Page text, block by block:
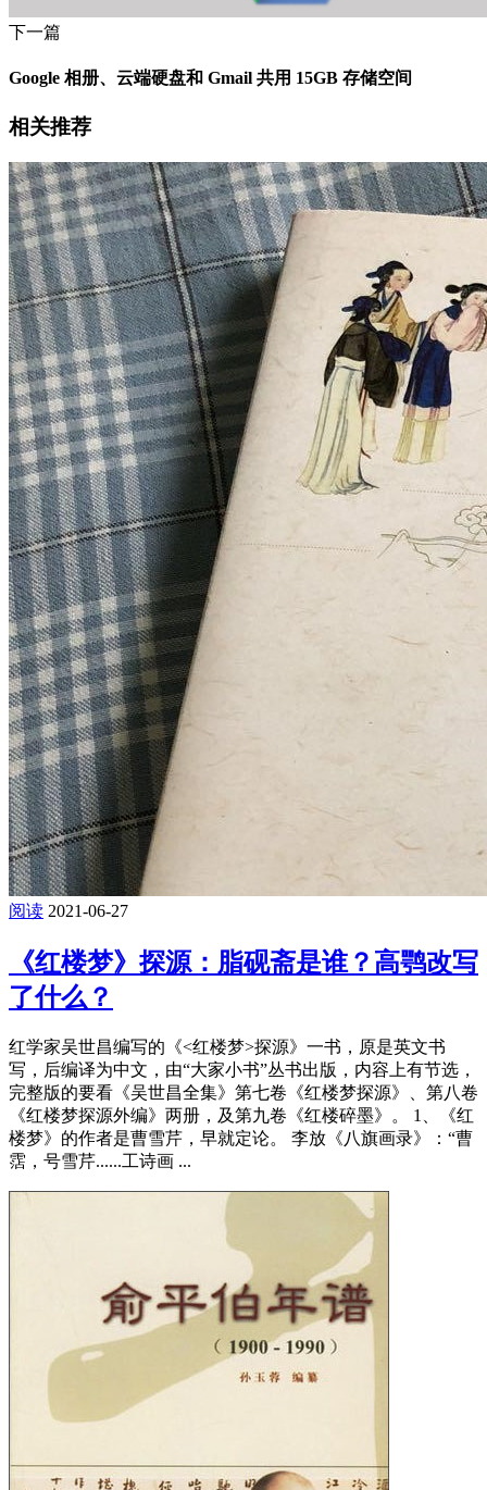
下一篇
Google 相册、云端硬盘和 Gmail 共用 15GB 存储空间
相关推荐
阅读 2021-06-27
《红楼梦》探源：脂砚斋是谁？高鹗改写
了什么？
红学家吴世昌编写的《<红楼梦>探源》一书，原是英文书
写，后编译为中文，由“大家小书”丛书出版，内容上有节选，
完整版的要看《吴世昌全集》第七卷《红楼梦探源》、第八卷
《红楼梦探源外编》两册，及第九卷《红楼碎墨》。 1、《红
楼梦》的作者是曹雪芹，早就定论。 李放《八旗画录》：“曹
霑，号雪芹......工诗画 ...